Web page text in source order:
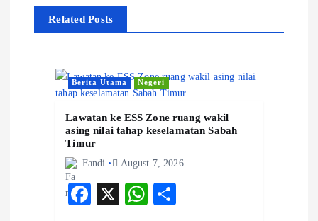
v
Related Posts
Berita Utama Negeri
Lawatan ke ESS Zone ruang wakil
asing nilai tahap keselamatan Sabah
Timur
Fandi August 7, 2026
F
X
W